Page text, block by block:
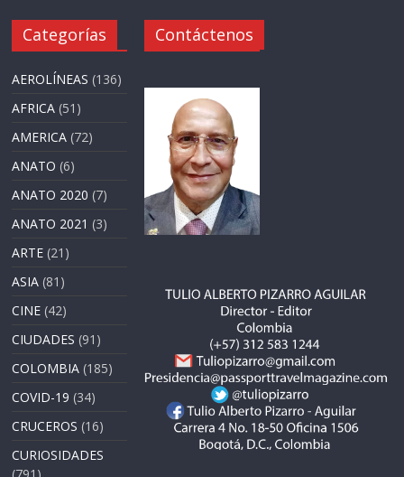
Categorías
AEROLÍNEAS (136)
AFRICA (51)
AMERICA (72)
ANATO (6)
ANATO 2020 (7)
ANATO 2021 (3)
ARTE (21)
ASIA (81)
CINE (42)
CIUDADES (91)
COLOMBIA (185)
COVID-19 (34)
CRUCEROS (16)
CURIOSIDADES
Contáctenos